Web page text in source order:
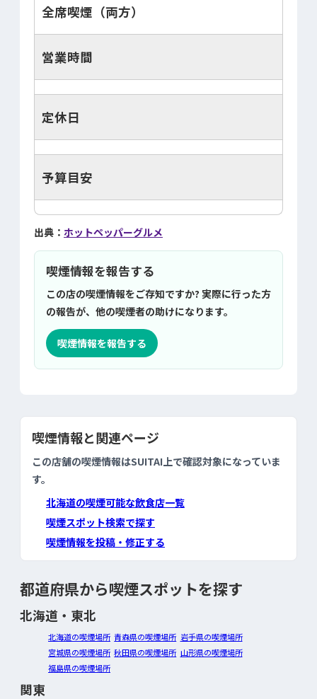
全席喫煙（両方）
営業時間
定休日
予算目安
出典： ホットペッパーグルメ
喫煙情報を報告する
この店の喫煙情報をご存知ですか? 実際に行った方
の報告が、他の喫煙者の助けになります。
喫煙情報を報告する
喫煙情報と関連ページ
この店舗の喫煙情報はSUITAI上で確認対象になっていま
す。
北海道の喫煙可能な飲食店一覧
喫煙スポット検索で探す
喫煙情報を投稿・修正する
都道府県から喫煙スポットを探す
北海道・東北
北海道の喫煙場所 青森県の喫煙場所 岩手県の喫煙場所
宮城県の喫煙場所 秋田県の喫煙場所 山形県の喫煙場所
福島県の喫煙場所
関東